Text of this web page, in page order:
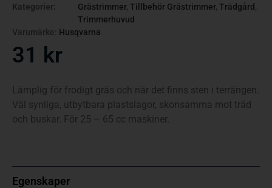
Kategorier:
Grästrimmer, Tillbehör Grästrimmer, Trädgård ,
Trimmerhuvud
Varumärke: Husqvarna
31 kr
Lämplig för frodigt gräs och när det finns sten i terrängen.
Väl synliga, utbytbara plastslagor, skonsamma mot träd
och buskar. För 25 – 65 cc maskiner.
Egenskaper